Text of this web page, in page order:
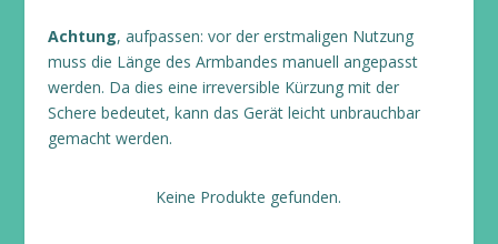
Achtung, aufpassen: vor der erstmaligen Nutzung
muss die Länge des Armbandes manuell angepasst
werden. Da dies eine irreversible Kürzung mit der
Schere bedeutet, kann das Gerät leicht unbrauchbar
gemacht werden.
Keine Produkte gefunden.